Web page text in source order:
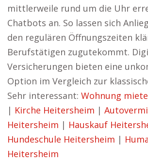
mittlerweile rund um die Uhr
Chatbots an. So lassen sich
den regulären Öffnungszeiten
Berufstätigen zugutekommt.
Versicherungen bieten eine
Option im Vergleich zur
Sehr interessant: Wohnung
| Kirche Heitersheim |
Heitersheim | Hauskauf
Hundeschule Heitersheim |
Heitersheim